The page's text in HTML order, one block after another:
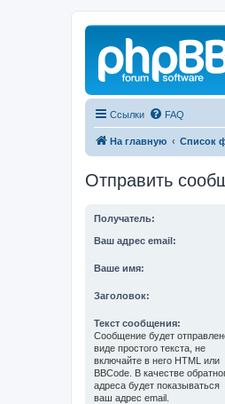
Ссылки FAQ
На главную Список
Отправить
Получатель:
Ваш адрес email:
Ваше имя:
Заголовок:
Текст сообщения:
Сообщение будет
виде простого текста, не
включайте в него HTML или
BBCode. В качестве
адреса будет показываться
ваш адрес email.